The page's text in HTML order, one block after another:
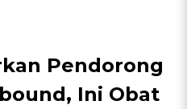
Pendorong
Ini Obat